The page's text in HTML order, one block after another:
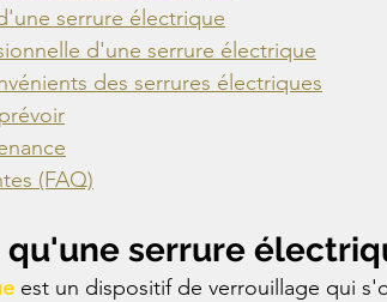
serrure électrique
d'une serrure électrique
des serrures électriques
(FAQ)
qu'une serrure
est un dispositif de verrouillage qui